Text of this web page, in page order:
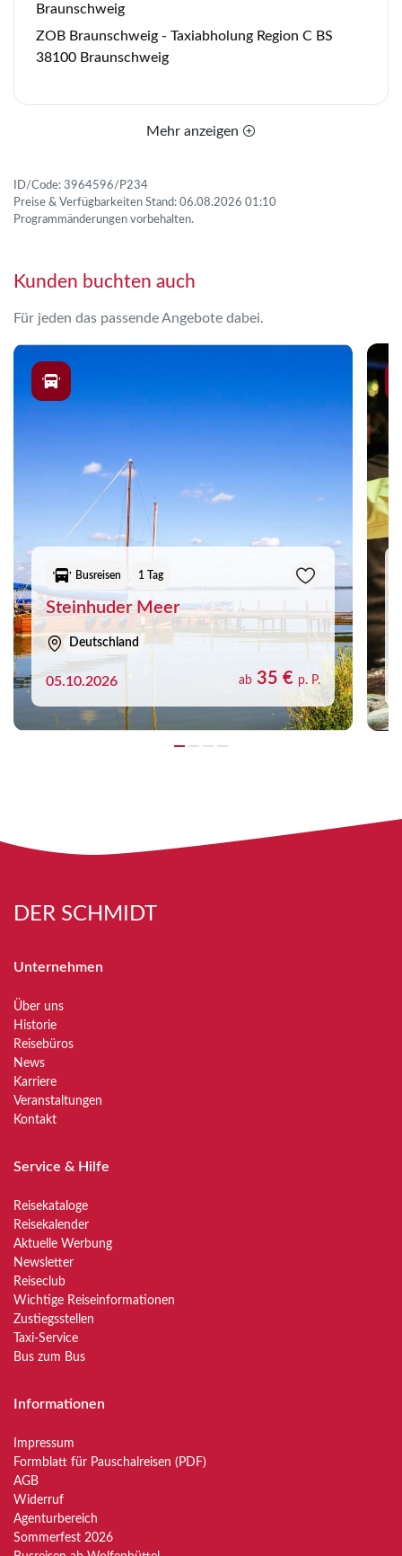
Braunschweig
ZOB Braunschweig - Taxiabholung Region C BS
38100 Braunschweig
Mehr anzeigen
ID/Code: 3964596/P234
Preise & Verfügbarkeiten Stand: 06.08.2026 01:10
Programmänderungen vorbehalten.
Kunden buchten auch
Für jeden das passende Angebote dabei.
Busreisen 1 Tag
Steinhuder Meer
Deutschland
05.10.2026 ab 35 € p. P.
DER SCHMIDT
Unternehmen
Über uns
Historie
Reisebüros
News
Karriere
Veranstaltungen
Kontakt
Service & Hilfe
Reisekataloge
Reisekalender
Aktuelle Werbung
Newsletter
Reiseclub
Wichtige Reiseinformationen
Zustiegsstellen
Taxi-Service
Bus zum Bus
Informationen
Impressum
Formblatt für Pauschalreisen (PDF)
AGB
Widerruf
Agenturbereich
Sommerfest 2026